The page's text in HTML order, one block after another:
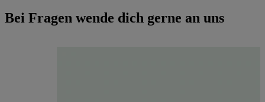
Bei Fragen wende dich gerne an uns